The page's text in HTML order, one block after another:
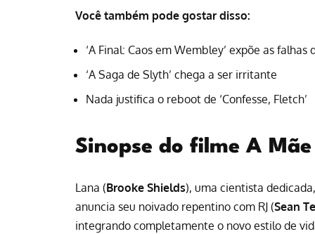
Você também pode gostar disso:
‘A Final: Caos em Wembley’ expõe as
‘A Saga de Slyth’ chega a ser irritante
Nada justifica o reboot de ‘Confesse, Fletch’
Sinopse do filme A
Lana (Brooke Shields), uma cientista
anuncia seu noivado repentino com RJ (Sean
integrando completamente o novo estilo de